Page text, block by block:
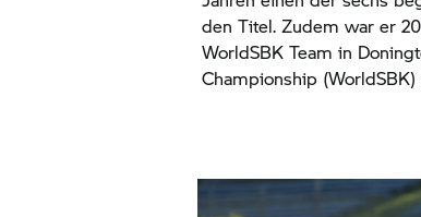
den Titel. Zudem war er
WorldSBK Team in
Championship